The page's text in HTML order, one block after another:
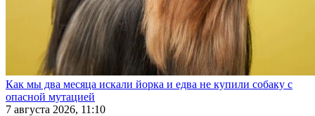
Как мы два месяца искали йорка и едва не купили собаку с
опасной мутацией
7 августа 2026, 11:10